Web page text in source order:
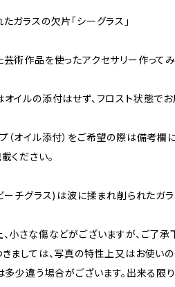
ガラスの欠片「シーグラス」
術作品を使ったアクセサリー作って
イルの添付はせず、フロスト状態で
（オイル添付）をご希望の際は備考欄
ください。
ーチグラス)は波に揉まれ削られたガ
小さな傷などがございますが、ご了承
ましては、写真の特性上又はお使い
多少違う場合がございます。出来る限